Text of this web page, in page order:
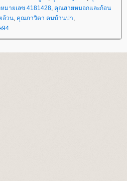
มายเลข 4181428, คุณสายหมอกและก้อน
อ้วน, คุณภาวิดา คนบ้านป่า,